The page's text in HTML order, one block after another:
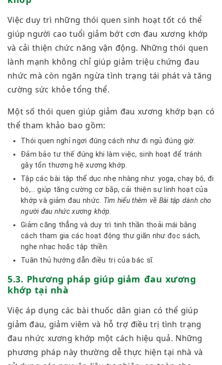
Việc duy trì những thói quen sinh hoạt tốt có thể
giúp người cao tuổi giảm bớt cơn đau xương khớp
và cải thiện chức năng vận động. Những thói quen
lành mạnh không chỉ giúp giảm triệu chứng đau
nhức mà còn ngăn ngừa tình trạng tái phát và tăng
cường sức khỏe tổng thể.
Một số thói quen giúp giảm đau xương khớp bạn có
thể tham khảo bao gồm:
Thói quen nghỉ ngơi đúng cách như đi ngủ đúng giờ.
Đảm bảo tư thế đúng khi làm việc, sinh hoạt để tránh
gây tổn thương hệ xương khớp.
Tập các bài tập thể dục nhẹ nhàng như: yoga, chạy bộ, đi
bộ,… giúp tăng cường cơ bắp, cải thiện sự linh hoạt của
khớp và giảm đau nhức. Tìm hiểu thêm về Bài tập dành cho
người đau nhức xương khớp.
Giảm căng thẳng và duy trì tinh thần thoải mái bằng
cách tham gia các hoạt động thư giãn như đọc sách,
nghe nhạc hoặc tập thiền.
Tuân thủ hướng dẫn điều trị của bác sĩ.
5.3. Phương pháp giúp giảm đau xương
khớp tại nhà
Việc áp dụng các bài thuốc dân gian có thể giúp
giảm đau, giảm viêm và hỗ trợ điều trị tình trạng
đau nhức xương khớp một cách hiệu quả. Những
phương pháp này thường dễ thực hiện tại nhà và